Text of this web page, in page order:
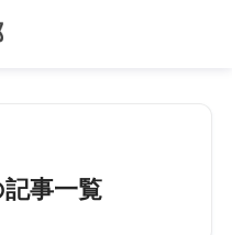
記事一覧